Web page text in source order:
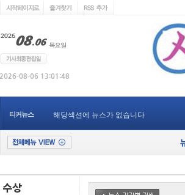
티커뉴스 해당섹션에 뉴스가 없습니다